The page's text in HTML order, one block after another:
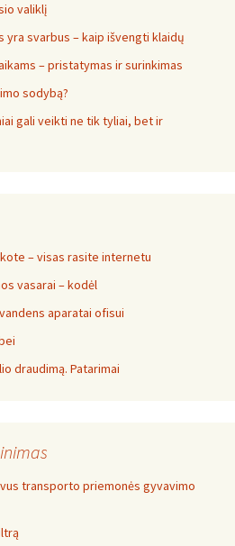
valiklį
yra svarbus – kaip išvengti klaidų
– pristatymas ir surinkimas
sodybą?
gali veikti ne tik tyliai, bet ir
– visas rasite internetu
vasarai – kodėl
aparatai ofisui
draudimą. Patarimai
transporto priemonės gyvavimo